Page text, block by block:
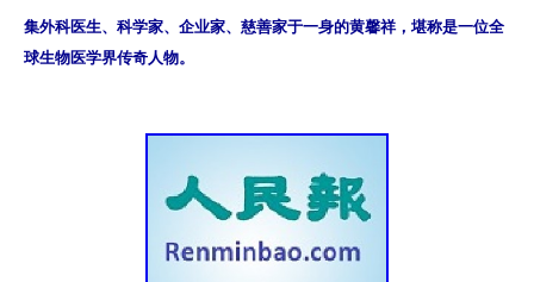
集外科医生、科学家、企业家、慈善家于一身的黄馨祥，堪称是一位全
球生物医学界传奇人物。